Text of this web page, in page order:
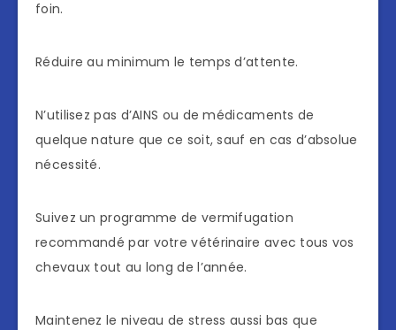
foin.
Réduire au minimum le temps d’attente.
N’utilisez pas d’AINS ou de médicaments de
quelque nature que ce soit, sauf en cas d’absolue
nécessité.
Suivez un programme de vermifugation
recommandé par votre vétérinaire avec tous vos
chevaux tout au long de l’année.
Maintenez le niveau de stress aussi bas que